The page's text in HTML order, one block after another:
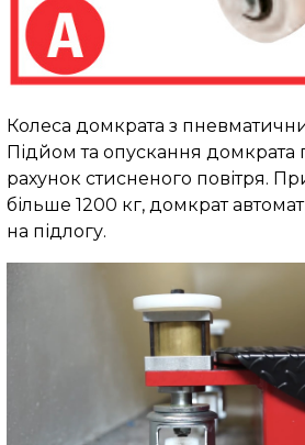
Колеса домкрата з
Підйом та опускання домкрата
рахунок стисненого повітря.
більше 1200 кг, домкрат
на підлогу.